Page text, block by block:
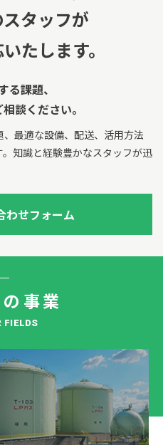
タッフが
たします。
る課題、
談ください。
最適な設備、配送、活用方法
知識と経験豊かなスタッフが迅
わせフォーム
事業
FIELDS